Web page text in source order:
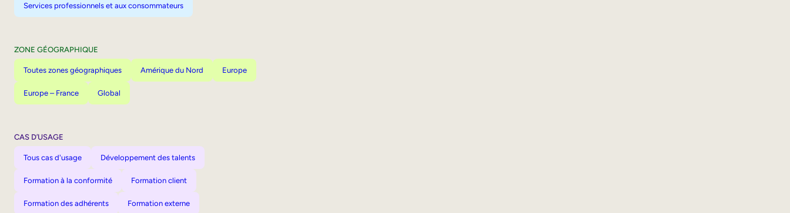
Services professionnels et aux consommateurs
ZONE GÉOGRAPHIQUE
Toutes zones géographiques Amérique du Nord Europe
Europe – France Global
CAS D’USAGE
Tous cas d'usage Développement des talents
Formation à la conformité Formation client
Formation des adhérents Formation externe